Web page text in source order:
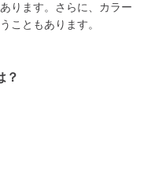
ります。さらに、カラー
こともあります。
？